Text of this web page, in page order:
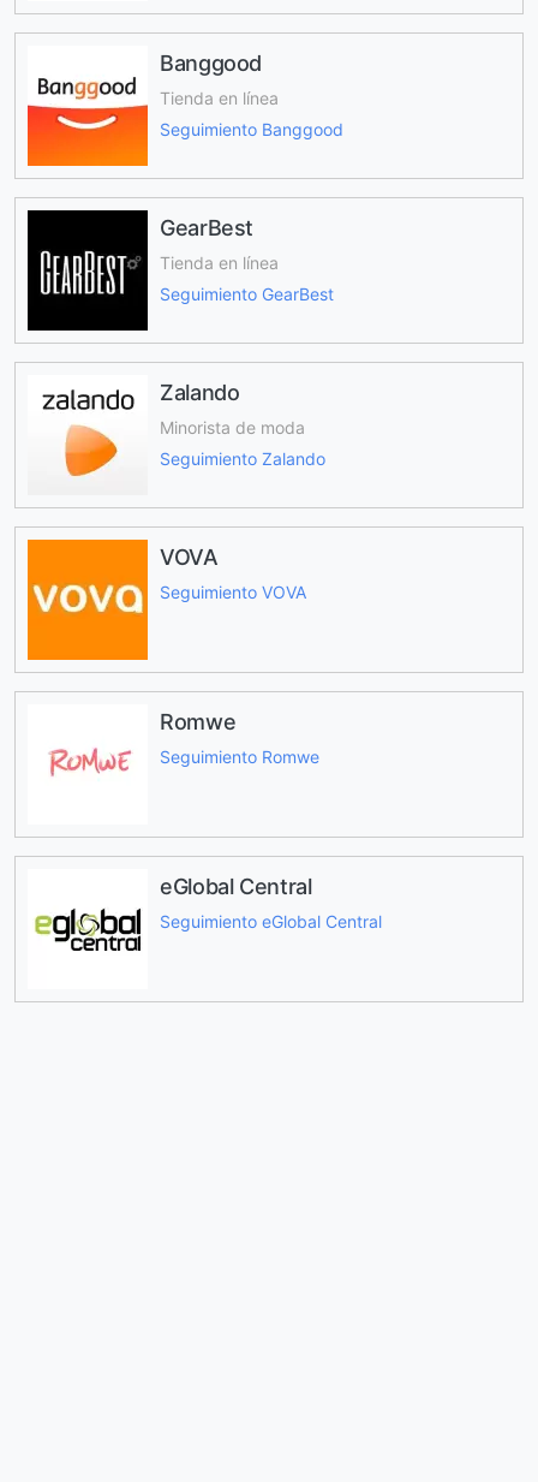
Banggood
Tienda en línea
Seguimiento Banggood
GearBest
Tienda en línea
Seguimiento GearBest
Zalando
Minorista de moda
Seguimiento Zalando
VOVA
Seguimiento VOVA
Romwe
Seguimiento Romwe
eGlobal Central
Seguimiento eGlobal Central